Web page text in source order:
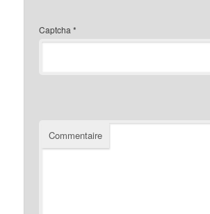
Captcha*
Commentaire